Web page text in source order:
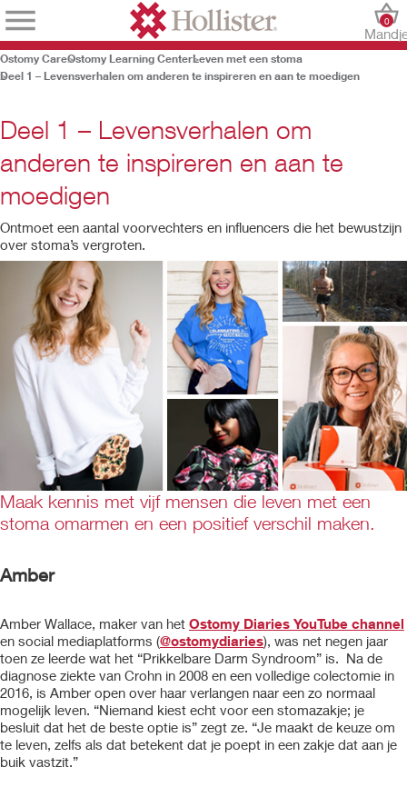
0
Ostomy CareOstomy Learning CenterLeven met een stoma
Deel 1 – Levensverhalen om anderen te inspireren en aan te moedigen
Deel 1 – Levensverhalen om
anderen te inspireren en aan te
moedigen
Ontmoet een aantal voorvechters en influencers die het bewustzijn
over stoma’s vergroten.
Maak kennis met vijf mensen die leven met een
stoma omarmen en een positief verschil maken.
Amber
Amber Wallace, maker van het Ostomy Diaries YouTube channel
en social mediaplatforms (@ostomydiaries), was net negen jaar
toen ze leerde wat het “Prikkelbare Darm Syndroom” is. Na de
diagnose ziekte van Crohn in 2008 en een volledige colectomie in
2016, is Amber open over haar verlangen naar een zo normaal
mogelijk leven. “Niemand kiest echt voor een stomazakje; je
besluit dat het de beste optie is” zegt ze. “Je maakt de keuze om
te leven, zelfs als dat betekent dat je poept in een zakje dat aan je
buik vastzit.”